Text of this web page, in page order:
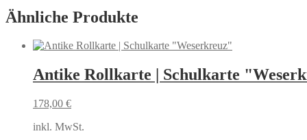
Ähnliche Produkte
Antike Rollkarte | Schulkarte
178,00 €
inkl. MwSt.